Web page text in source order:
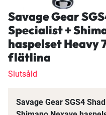
Savage Gear
Specialist +
haspelset Heavy
flätlina
Slutsåld
Savage Gear SGS4